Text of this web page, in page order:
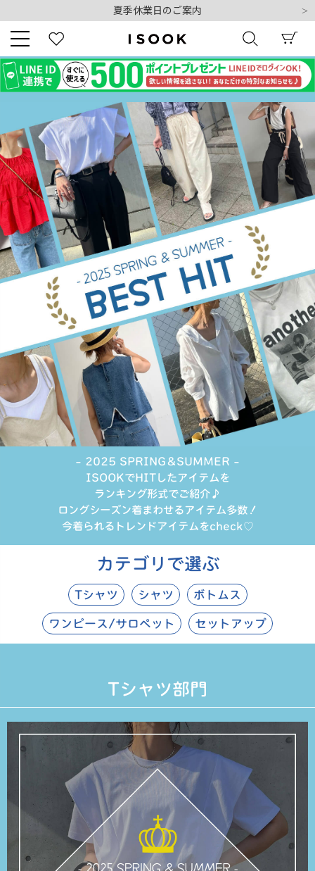
夏季休業日のご案内
10,000円以上ご購入で送料無料
新規会員登録でもれなく500ポイントプレゼント
夏季休業日のご案内
令和8年熊本地震の影響によるお荷物のお届けについて
キーワード
商品番号
販売タイプ
新着 再入荷 SALE
商品タイプ
ORIGINAL HIT ITEM
カラー
〜
検索
- 2025 SPRING＆SUMMER -
ISOOKでHITしたアイテムを
ランキング形式でご紹介♪
ロングシーズン着まわせるアイテム多数！
今着られるトレンドアイテムをcheck♡
カテゴリで選ぶ
Tシャツ シャツ ボトムス
ワンピース/サロペット セットアップ
Tシャツ部門